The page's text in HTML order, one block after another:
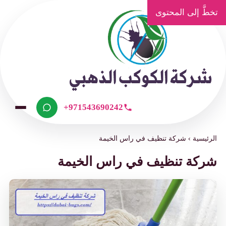
تخطَّ إلى المحتوى
+971543690242
الرئيسية ›شركة تنظيف في راس الخيمة
شركة تنظيف في راس الخيمة